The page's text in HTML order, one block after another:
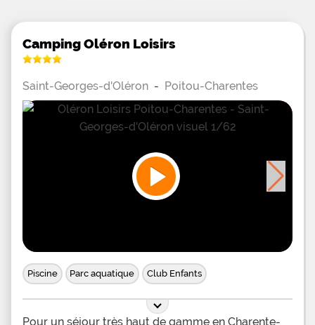
Camping Oléron Loisirs
Saint-Georges-d'Oléron - Poitou-Charentes
Piscine Parc aquatique Club Enfants
Pour un séjour très haut de gamme en Charente-